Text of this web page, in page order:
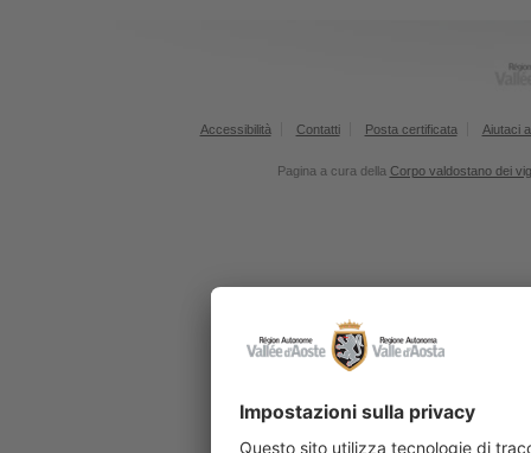
Accessibilità Contatti Posta certificata Aiutaci
Pagina a cura della Corpo valdostano dei